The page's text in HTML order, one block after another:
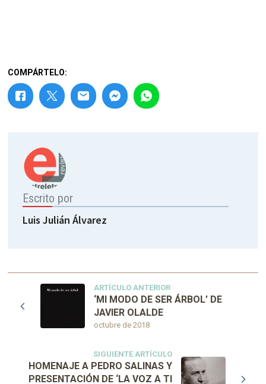
COMPÁRTELO:
Escrito por
Luis Julián Álvarez
ARTÍCULO ANTERIOR
octubre de 2018
‘MI MODO DE SER ÁRBOL’ DE
JAVIER OLALDE
SIGUIENTE ARTÍCULO
HOMENAJE A PEDRO SALINAS Y
PRESENTACIÓN DE ‘LA VOZ A TI